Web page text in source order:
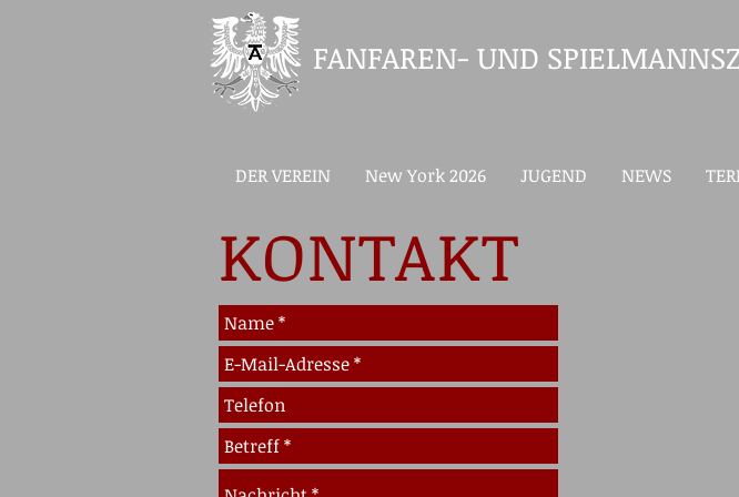
FANFAREN- UND
DER VEREIN New York 2026 JUGEND NEWS
KONTAKT